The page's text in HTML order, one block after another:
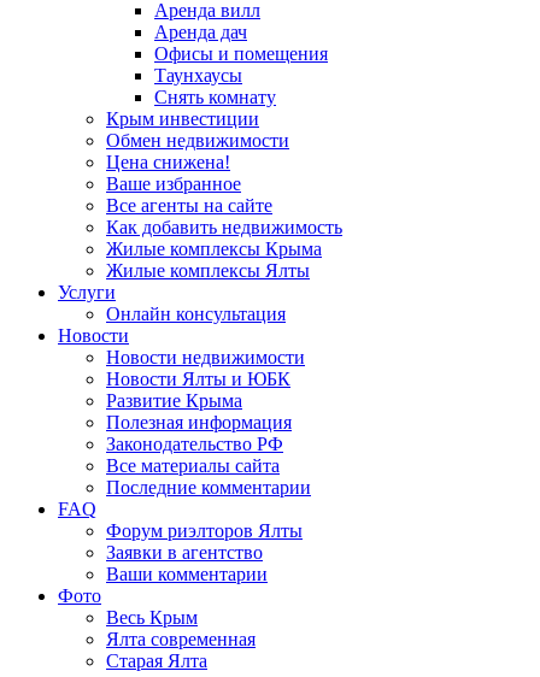
Аренда вилл
Аренда дач
Офисы и помещения
Таунхаусы
Снять комнату
Крым инвестиции
Обмен недвижимости
Цена снижена!
Ваше избранное
Все агенты на сайте
Как добавить недвижимость
Жилые комплексы Крыма
Жилые комплексы Ялты
Услуги
Онлайн консультация
Новости
Новости недвижимости
Новости Ялты и ЮБК
Развитие Крыма
Полезная информация
Законодательство РФ
Все материалы сайта
Последние комментарии
FAQ
Форум риэлторов Ялты
Заявки в агентство
Ваши комментарии
Фото
Весь Крым
Ялта современная
Старая Ялта